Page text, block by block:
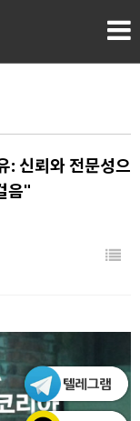
: 신뢰와 전문성으
음"